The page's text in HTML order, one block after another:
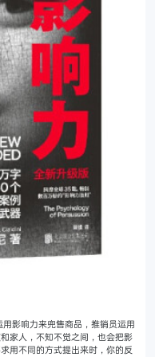
影响力来兜售商品，推销员运用
家人，不知不觉之间，也会把影
用不同的方式提出来时，你的反